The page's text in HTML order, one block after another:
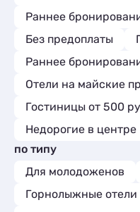
Раннее
Без предоплаты
Раннее
Отели на майские
Гостиницы от 500
Недорогие в центре
по типу
Для молодоженов
Горнолыжные отели